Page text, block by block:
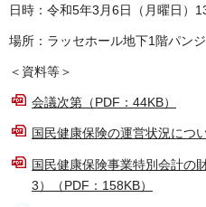
日時：令和5年3月6日（月曜日）
場所：ラッセホール地下1階パン
＜資料等＞
会議次第（PDF：44KB）
国民健康保険の運営状況につ
国民健康保険事業特別会計の
3）（PDF：158KB）